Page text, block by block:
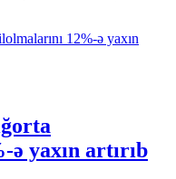
ə yaxın artırıb